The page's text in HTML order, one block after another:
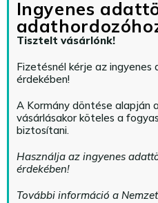
Ingyenes
Tisztelt vásárlónk!
Fizetésnél kérje az
érdekében!
A Kormány döntése alapján
vásárlásakor köteles a
biztosítani.
Használja az ingyenes
érdekében!
További információ a